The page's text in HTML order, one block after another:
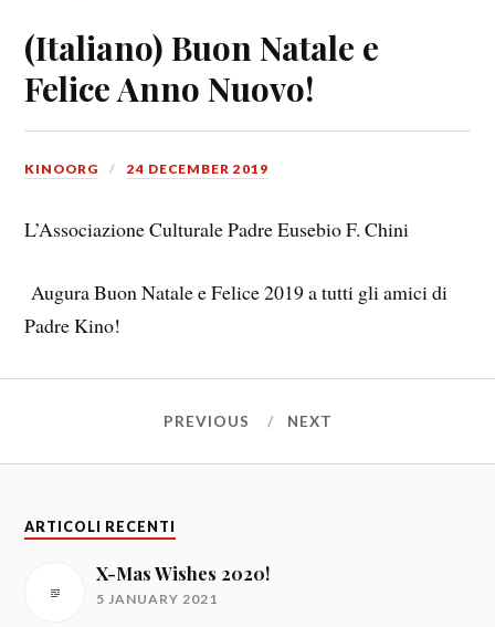
(Italiano) Buon Natale e
Felice Anno Nuovo!
KINOORG 24 DECEMBER 2019
L’Associazione Culturale Padre Eusebio F. Chini
Augura Buon Natale e Felice 2019 a tutti gli amici di
Padre Kino!
PREVIOUS NEXT
ARTICOLI RECENTI
X-Mas Wishes 2020!
5 JANUARY 2021